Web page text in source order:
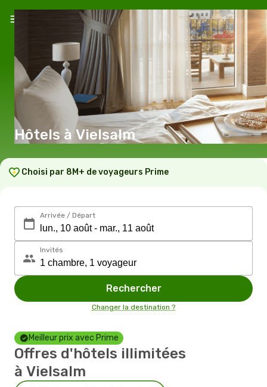
Hôtels à Vielsalm
Choisi par 8M+ de voyageurs Prime
Arrivée / Départ
Invités
Rechercher
Changer la destination ?
Meilleur prix avec Prime
Offres d'hôtels illimitées
à Vielsalm